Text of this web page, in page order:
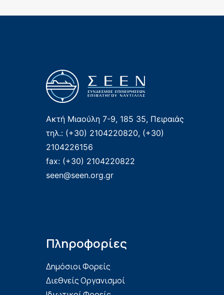
Ακτή Μιαούλη 7-9, 185 35, Πειραιάς
τηλ.: (+30) 2104220820, (+30)
2104226156
fax: (+30) 2104220822
seen@seen.org.gr
Πληροφορίες
Δημόσιοι Φορείς
Διεθνείς Οργανισμοί